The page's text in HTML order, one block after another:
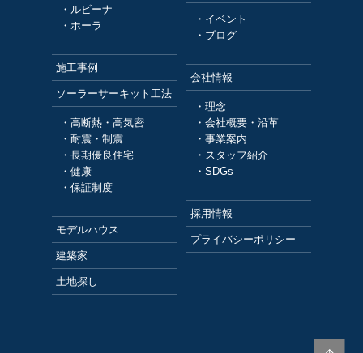
・ルビーナ
・ホーラ
施工事例
ソーラーサーキット工法
・高断熱・高気密
・耐震・制震
・長期優良住宅
・健康
・保証制度
モデルハウス
建築家
土地探し
・イベント
・ブログ
会社情報
・理念
・会社概要・沿革
・事業案内
・スタッフ紹介
・SDGs
採用情報
プライバシーポリシー